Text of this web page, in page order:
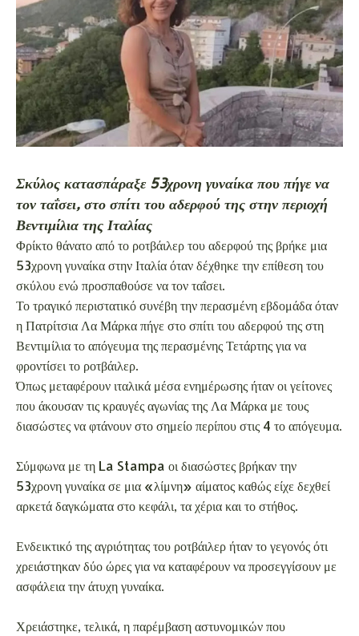
Σκύλος κατασπάραξε 53χρονη γυναίκα που πήγε να
τον ταΐσει, στο σπίτι του αδερφού της στην περιοχή
Βεντιμίλια της Ιταλίας
Φρίκτο θάνατο από το ροτβάιλερ του αδερφού της βρήκε μια
53χρονη γυναίκα στην Ιταλία όταν δέχθηκε την επίθεση του
σκύλου ενώ προσπαθούσε να τον ταΐσει.
Το τραγικό περιστατικό συνέβη την περασμένη εβδομάδα όταν
η Πατρίτσια Λα Μάρκα πήγε στο σπίτι του αδερφού της στη
Βεντιμίλια το απόγευμα της περασμένης Τετάρτης για να
φροντίσει το ροτβάιλερ.
Όπως μεταφέρουν ιταλικά μέσα ενημέρωσης ήταν οι γείτονες
που άκουσαν τις κραυγές αγωνίας της Λα Μάρκα με τους
διασώστες να φτάνουν στο σημείο περίπου στις 4 το απόγευμα.
Σύμφωνα με τη La Stampa οι διασώστες βρήκαν την
53χρονη γυναίκα σε μια «λίμνη» αίματος καθώς είχε δεχθεί
αρκετά δαγκώματα στο κεφάλι, τα χέρια και το στήθος.
Ενδεικτικό της αγριότητας του ροτβάιλερ ήταν το γεγονός ότι
χρειάστηκαν δύο ώρες για να καταφέρουν να προσεγγίσουν με
ασφάλεια την άτυχη γυναίκα.
Χρειάστηκε, τελικά, η παρέμβαση αστυνομικών που